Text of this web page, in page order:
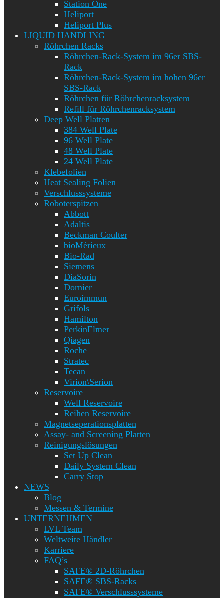
Station One
Heliport
Heliport Plus
LIQUID HANDLING
Röhrchen Racks
Röhrchen-Rack-System im 96er SBS-
Rack
Röhrchen-Rack-System im hohen 96er
SBS-Rack
Röhrchen für Röhrchenracksystem
Refill für Röhrchenracksystem
Deep Well Platten
384 Well Plate
96 Well Plate
48 Well Plate
24 Well Plate
Klebefolien
Heat Sealing Folien
Verschlusssysteme
Roboterspitzen
Abbott
Adaltis
Beckman Coulter
bioMérieux
Bio-Rad
Siemens
DiaSorin
Dornier
Euroimmun
Grifols
Hamilton
PerkinElmer
Qiagen
Roche
Stratec
Tecan
Virion\Serion
Reservoire
Well Reservoire
Reihen Reservoire
Magnetseperationsplatten
Assay- and Screening Platten
Reinigungslösungen
Set Up Clean
Daily System Clean
Carry Stop
NEWS
Blog
Messen & Termine
UNTERNEHMEN
LVL Team
Weltweite Händler
Karriere
FAQ’s
SAFE® 2D-Röhrchen
SAFE® SBS-Racks
SAFE® Verschlusssysteme